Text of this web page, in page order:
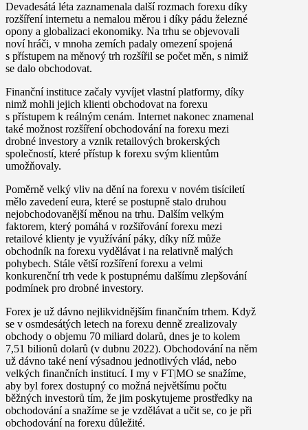
Devadesátá léta zaznamenala další rozmach forexu díky
rozšíření internetu a nemalou měrou i díky pádu železné
opony a globalizaci ekonomiky. Na trhu se objevovali
noví hráči, v mnoha zemích padaly omezení spojená
s přístupem na měnový trh rozšířil se počet měn, s nimiž
se dalo obchodovat.
Finanční instituce začaly vyvíjet vlastní platformy, díky
nimž mohli jejich klienti obchodovat na forexu
s přístupem k reálným cenám. Internet nakonec znamenal
také možnost rozšíření obchodování na forexu mezi
drobné investory a vznik retailových brokerských
společností, které přístup k forexu svým klientům
umožňovaly.
Poměrně velký vliv na dění na forexu v novém tisíciletí
mělo zavedení eura, které se postupně stalo druhou
nejobchodovanější měnou na trhu. Dalším velkým
faktorem, který pomáhá v rozšiřování forexu mezi
retailové klienty je využívání páky, díky níž může
obchodník na forexu vydělávat i na relativně malých
pohybech. Stále větší rozšíření forexu a velmi
konkurenční trh vede k postupnému dalšímu zlepšování
podmínek pro drobné investory.
Forex je už dávno nejlikvidnějším finančním trhem. Když
se v osmdesátých letech na forexu denně zrealizovaly
obchody o objemu 70 miliard dolarů, dnes je to kolem
7,51 bilionů dolarů (v dubnu 2022). Obchodování na něm
už dávno také není výsadnou jednotlivých vlád, nebo
velkých finančních institucí. I my v FT|MO se snažíme,
aby byl forex dostupný co možná největšímu počtu
běžných investorů tím, že jim poskytujeme prostředky na
obchodování a snažíme se je vzdělávat a učit se, co je při
obchodování na forexu důležité.